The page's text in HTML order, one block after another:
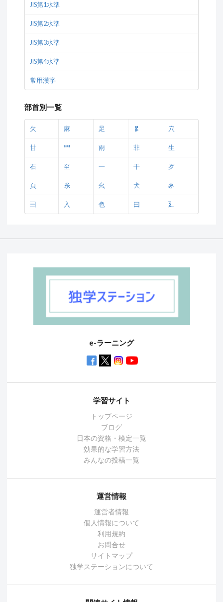
JIS第1水準
JIS第2水準
JIS第3水準
JIS第4水準
常用漢字
部首別一覧
欠 麻 足 𧾷 穴
甘 罒 雨 非 生
石 至 一 干 歹
頁 糸 幺 犬 豕
彐 入 色 曰 廴
e-ラーニング
学習サイト
トップページ
ブログ
日本の資格・検定一覧
効果的な学習方法
みんなの投稿一覧
運営情報
運営者情報
個人情報について
利用規約
お問合せ
サイトマップ
独学ステーションについて